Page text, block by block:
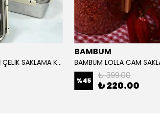
TRUST VAKUM MAKİNELİ ÇELİK SAKLAMA KABI SETİ
BAMBUM
%45 ₺ 399.00
₺ 220.00